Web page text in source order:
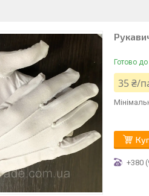
Готово
35 ₴/
+380